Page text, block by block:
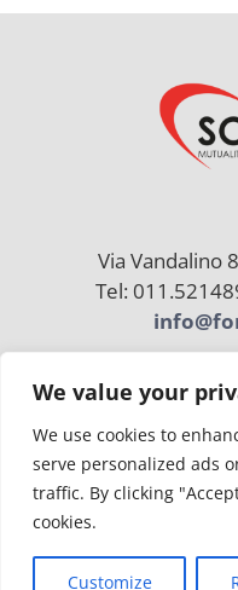
We value your
We use cookies to
serve personalized ads
traffic. By clicking
cookies.
Customize
Via Vandalino
Tel:
Cerca
per: